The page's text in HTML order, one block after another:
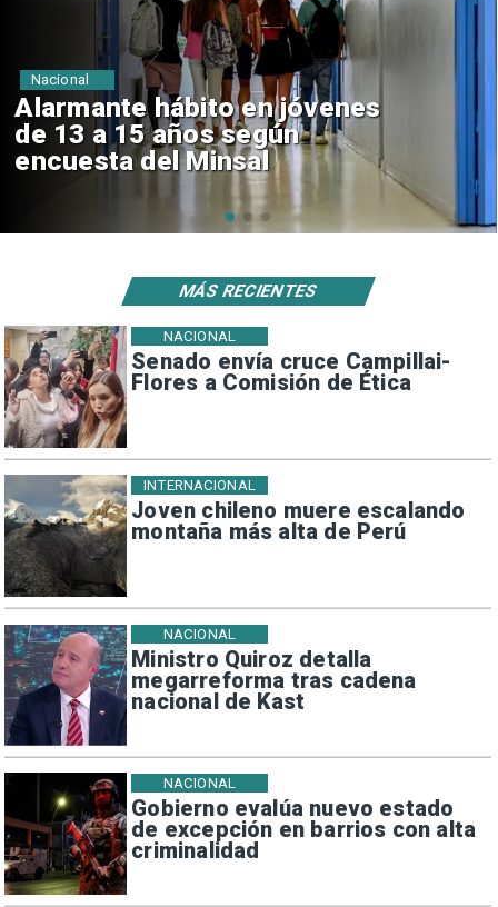
Aprueban creación del Parque
Sebastián Piñera con inversión
de $4 mil millones
Regiones
Senado envía cruce Campillai-
Flores a Comisión de Ética
NACIONAL
Joven chileno muere escalando
montaña más alta de Perú
INTERNACIONAL
Ministro Quiroz detalla
megarreforma tras cadena
nacional de Kast
NACIONAL
Gobierno evalúa nuevo estado
de excepción en barrios con alta
criminalidad
NACIONAL
MÁS RECIENTES